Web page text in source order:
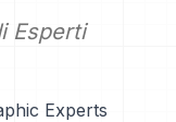
Esperti
Experts